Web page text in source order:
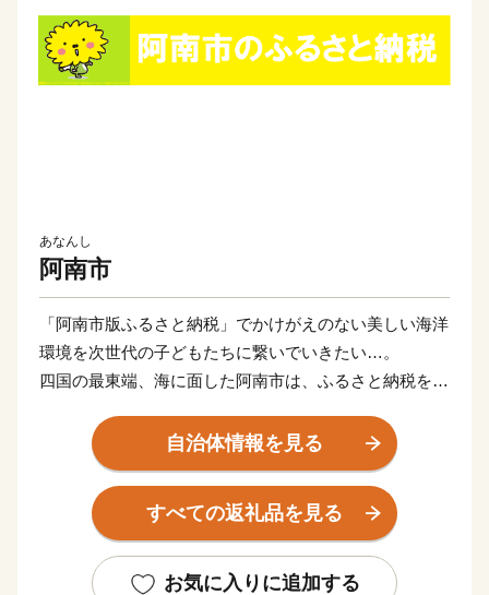
あなんし
阿南市
「阿南市版ふるさと納税」でかけがえのない美しい海洋
環境を次世代の子どもたちに繋いでいきたい…。
四国の最東端、海に面した阿南市は、ふるさと納税を通
に対して真摯に向き合い、アクションをおこし、普及し
ていくことによって、持続可能な社会づくりを実現して
いく「阿南市オリジナル」の制度運用を行っています。
返礼品を提供するのは「EARTH SHIP PARTNER
では、このESPA事業者とともに新たなムーブメントを
自治体情報を見る
すべての返礼品を見る
お気に入りに追加する